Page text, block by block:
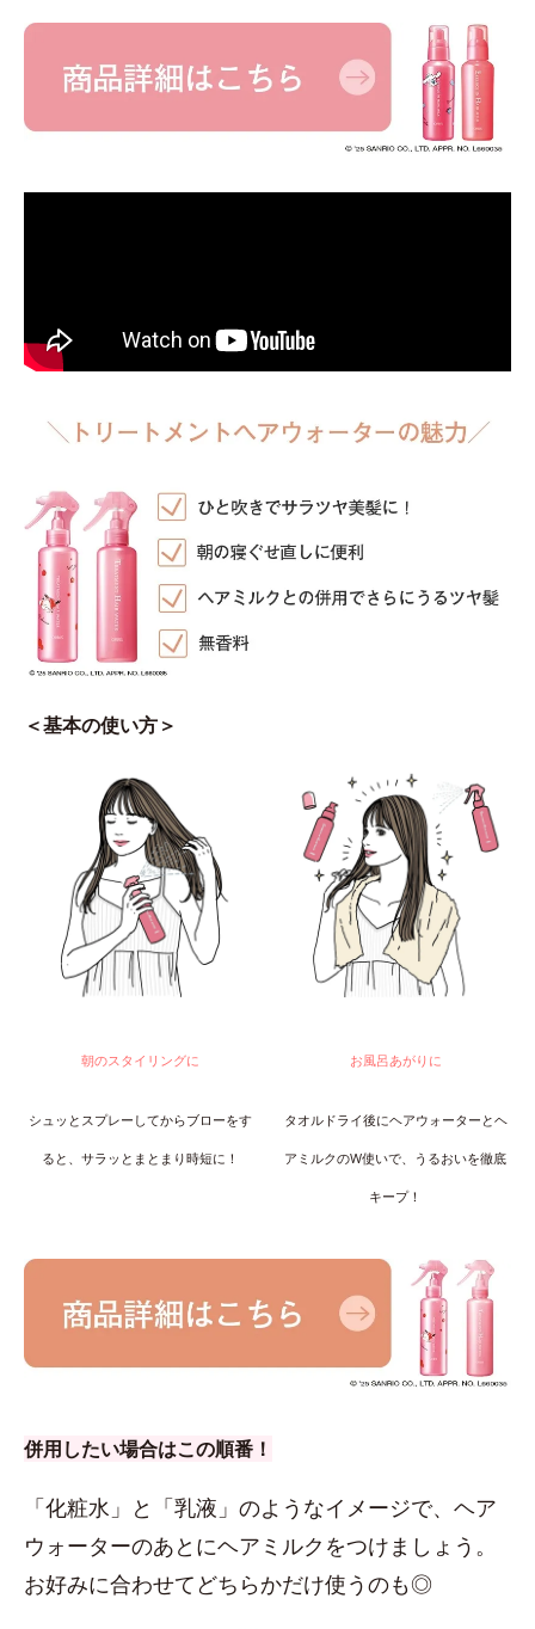
＜基本の使い方＞
朝のスタイリングに
シュッとスプレーしてからブローをす
ると、サラッとまとまり時短に！
お風呂あがりに
タオルドライ後にヘアウォーターとヘ
アミルクのW使いで、うるおいを徹底
キープ！
併用したい場合はこの順番！
「化粧水」と「乳液」のようなイメージで、ヘア
ウォーターのあとにヘアミルクをつけましょう。
お好みに合わせてどちらかだけ使うのも◎